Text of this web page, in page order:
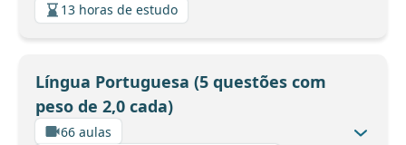
13 horas de estudo
Língua Portuguesa (5 questões com
peso de 2,0 cada)
66 aulas